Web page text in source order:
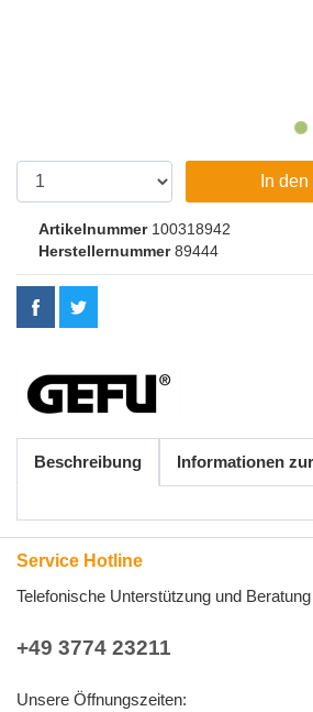
In
Artikelnummer100318942
Herstellernummer89444
Beschreibung Informationen
Service Hotline
Telefonische Unterstützung und
+49 3774 23211
Unsere Öffnungszeiten: